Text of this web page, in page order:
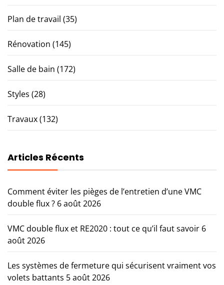
Plan de travail (35)
Rénovation (145)
Salle de bain (172)
Styles (28)
Travaux(132)
Articles Récents
Comment éviter les pièges de l’entretien d’une VMC
double flux ? 6 août 2026
VMC double flux et RE2020 : tout ce qu’il faut savoir 6
août 2026
Les systèmes de fermeture qui sécurisent vraiment vos
volets battants 5 août 2026